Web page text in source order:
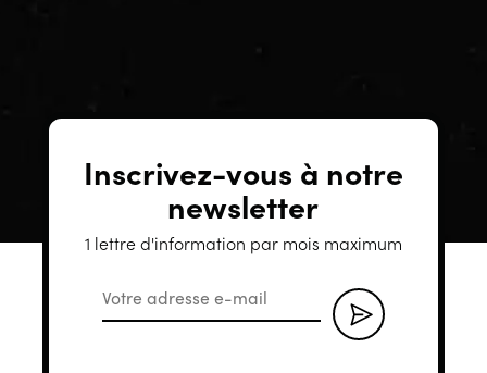
Inscrivez-vous à notre
newsletter
1 lettre d'information par mois maximum